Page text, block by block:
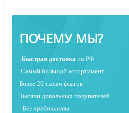
ПОЧЕМУ МЫ?
Быстрая доставка по РФ
Самый большой ассортимент
Более 20 тысяч флагов
Тысячи довольных покупателей
Без предоплаты